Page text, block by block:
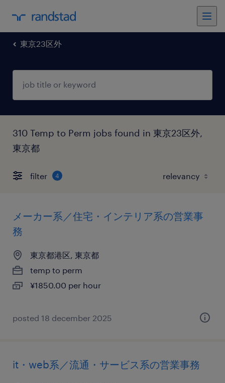
東京23区外
310 Temp to Perm jobs found in 東京23区外,
東京都
filter 4
メーカー系／住宅・インテリア系の営業事
務
東京都港区, 東京都
temp to perm
¥1850.00 per hour
posted 18 december 2025
it・web系／流通・サービス系の営業事務